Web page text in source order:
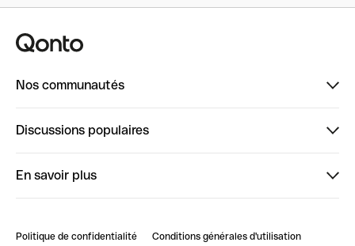
Nos communautés
ClubQonto
Discussions populaires
En savoir plus
Blog
Politique de confidentialité Conditions générales d'utilisation